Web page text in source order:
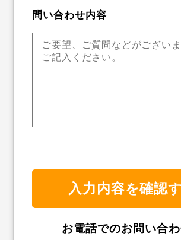
問い合わせ内容
お電話でのお問い合